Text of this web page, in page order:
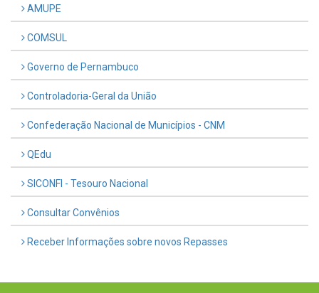
AMUPE
COMSUL
Governo de Pernambuco
Controladoria-Geral da União
Confederação Nacional de Municípios - CNM
QEdu
SICONFI - Tesouro Nacional
Consultar Convênios
Receber Informações sobre novos Repasses